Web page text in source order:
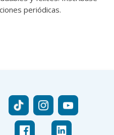
periódicas.